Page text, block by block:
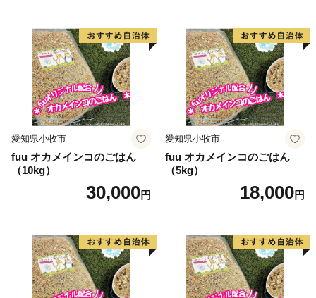
川に飛び込み、祭装束の男衆が肩まで水につかりながら
川を渡る勇ましい祭り。一方の山口八幡神社の祭礼は6
台の屋台と神輿が登場。屋台をぶつけ合いながら印南港
まで御渡、浜辺では雑賀踊りや奴踊り、獅子舞が奉納さ
れます。
愛知県小牧市
fuu オカメインコのごはん
（10kg）
30,000円
愛知県小牧市
fuu オカメインコのごはん
（5kg）
18,000円